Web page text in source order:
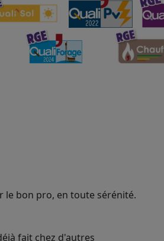
le bon pro, en toute sérénité.
fait chez d'autres